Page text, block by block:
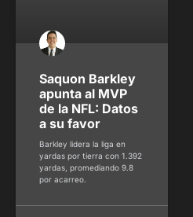
Saquon Barkley
apunta al MVP
de la NFL: Datos
a su favor
Barkley lidera la liga en
yardas por tierra con 1.392
yardas, promediando 9.8
por acarreo.